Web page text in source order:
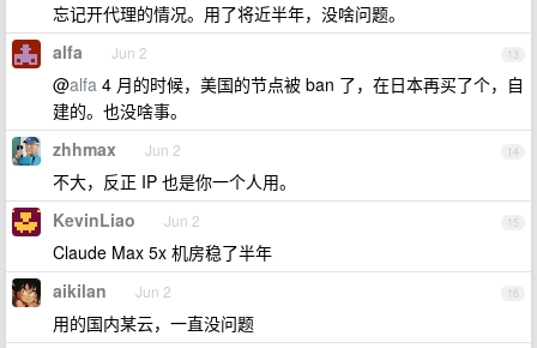
忘记开代理的情况。用了将近半年，没啥问题。
13
alfa Jun 2
@alfa 4 月的时候，美国的节点被 ban 了，在日本再买了个，自
建的。也没啥事。
14
zhhmax Jun 2
不大，反正 IP 也是你一个人用。
15
KevinLiao Jun 2
Claude Max 5x 机房稳了半年
16
aikilan Jun 2
用的国内某云，一直没问题